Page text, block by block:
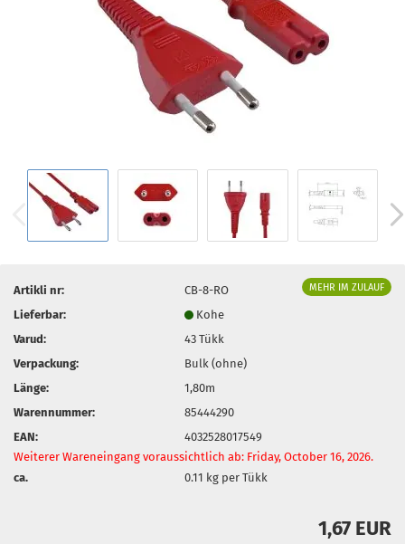
MEHR IM ZULAUF
Artikli nr:
CB-8-RO
Lieferbar:
Kohe
Varud:
43Tükk
Verpackung:
Bulk (ohne)
Länge:
1,80m
Warennummer:
85444290
EAN:
4032528017549
Weiterer Wareneingang voraussichtlich ab: Friday, October 16, 2026.
ca.
0.11 kg per Tükk
1,67 EUR